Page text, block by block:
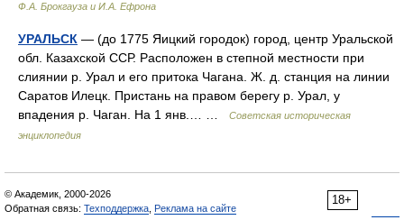
Ф.А. Брокгауза и И.А. Ефрона
УРАЛЬСК — (до 1775 Яицкий городок) город, центр Уральской
обл. Казахской ССР. Расположен в степной местности при
слиянии р. Урал и его притока Чагана. Ж. д. станция на линии
Саратов Илецк. Пристань на правом берегу р. Урал, у
впадения р. Чаган. На 1 янв.… …
Советская историческая
энциклопедия
18+
© Академик, 2000-2026
Обратная связь: Техподдержка Реклама на сайте